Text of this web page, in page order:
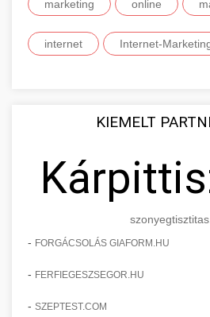
marketing online
internet Internet-
KIEMELT
- FORGÁCSOLÁS GIAFORM.HU
- FERFIEGESZSEGOR.HU
- SZEPTEST.COM